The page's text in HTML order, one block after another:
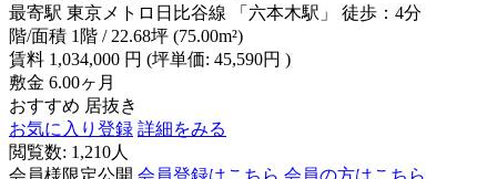
最寄駅 東京メトロ日比谷線 「六本木駅」 徒歩：4分
階/面積 1階 / 22.68坪 (75.00m²)
賃料 1,034,000 円 (坪単価: 45,590円 )
敷金 6.00ヶ月
おすすめ 居抜き
お気に入り登録 詳細をみる
閲覧数: 1,210人
会員様限定公開 会員登録はこちら 会員の方はこちら